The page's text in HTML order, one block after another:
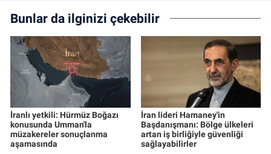
Bunlar da ilginizi çekebilir
İranlı yetkili: Hürmüz Boğazı
konusunda Umman'la
müzakereler sonuçlanma
aşamasında
İran lideri Hamaney'in
Başdanışmanı: Bölge ülkeleri
artan iş birliğiyle güvenliği
sağlayabilirler